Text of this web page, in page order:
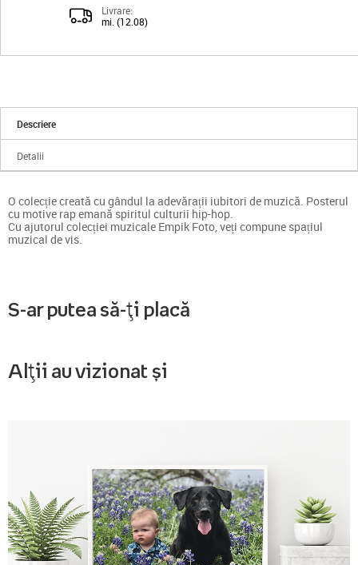
Livrare:
mi. (12.08)
Descriere
Detalii
O colecție creată cu gândul la adevărații iubitori de muzică. Posterul
cu motive rap emană spiritul culturii hip-hop.
Cu ajutorul colecției muzicale Empik Foto, veți compune spațiul
muzical de vis.
S-ar putea să-ți placă
Alții au vizionat și